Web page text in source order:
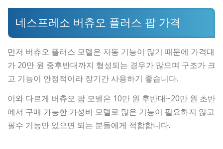
네스프레소 버츄오 플러스 팝 가격
먼저 버츄오 플러스 모델은 자동 기능이 많기 때문에 가격대
가 20만 원 중후반대까지 형성되는 경우가 많으며 구조가 크
고 기능이 안정적이라 장기간 사용하기 좋습니다.
이와 다르게 버츄오 팝 모델은 10만 원 후반대~20만 원 초반
에서 구매 가능한 가성비 모델로 많은 기능이 필요하지 않고
필수 기능만 있으면 되는 분들에게 적합합니다.